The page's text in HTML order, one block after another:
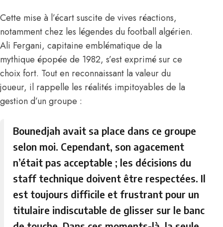
Cette mise à l’écart suscite de vives réactions,
notamment chez les légendes du football algérien.
Ali Fergani, capitaine emblématique de la
mythique épopée de 1982, s’est exprimé sur ce
choix fort. Tout en reconnaissant la valeur du
joueur, il rappelle les réalités impitoyables de la
gestion d’un groupe :
Bounedjah avait sa place dans ce groupe
selon moi. Cependant, son agacement
n’était pas acceptable ; les décisions du
staff technique doivent être respectées. Il
est toujours difficile et frustrant pour un
titulaire indiscutable de glisser sur le banc